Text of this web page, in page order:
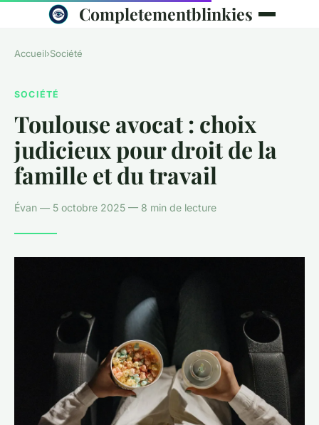
Completementblinkies
Accueil›Société
SOCIÉTÉ
Toulouse avocat : choix
judicieux pour droit de la
famille et du travail
Évan — 5 octobre 2025 — 8 min de lecture